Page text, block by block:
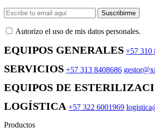
Suscribirme
Autorizo ​​el uso de mis datos personales.
EQUIPOS GENERALES +57 310
SERVICIOS +57 313 8408686
EQUIPOS DE
LOGÍSTICA +57 322 6001969
Productos